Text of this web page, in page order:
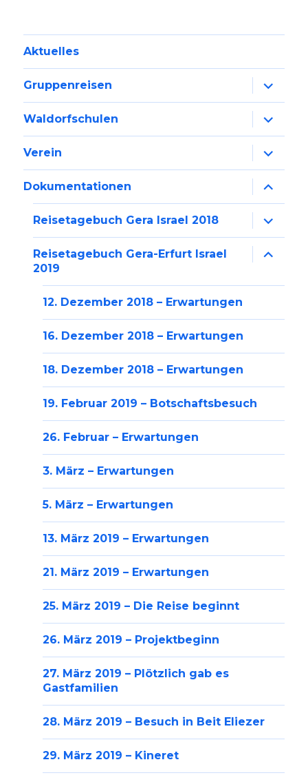
Aktuelles
Gruppenreisen
Waldorfschulen
Verein
Dokumentationen
Reisetagebuch Gera Israel 2018
Reisetagebuch Gera-Erfurt Israel
2019
12. Dezember 2018 – Erwartungen
16. Dezember 2018 – Erwartungen
18. Dezember 2018 – Erwartungen
19. Februar 2019 – Botschaftsbesuch
26. Februar – Erwartungen
3. März – Erwartungen
5. März – Erwartungen
13. März 2019 – Erwartungen
21. März 2019 – Erwartungen
25. März 2019 – Die Reise beginnt
26. März 2019 – Projektbeginn
27. März 2019 – Plötzlich gab es
Gastfamilien
28. März 2019 – Besuch in Beit Eliezer
29. März 2019 – Kineret